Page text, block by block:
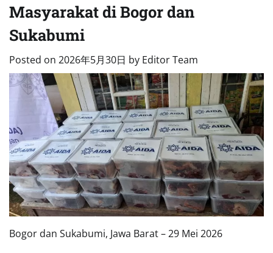
Masyarakat di Bogor dan
Sukabumi
Posted on 2026年5月30日 by Editor Team
Bogor dan Sukabumi, Jawa Barat – 29 Mei 2026